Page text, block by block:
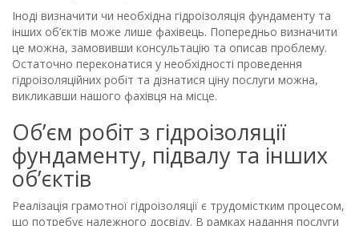
Іноді визначити чи необхідна гідроізоляція фундаменту та
інших об’єктів може лише фахівець. Попередньо визначити
це можна, замовивши консультацію та описав проблему.
Остаточно переконатися у необхідності проведення
гідроізоляційних робіт та дізнатися ціну послуги можна,
викликавши нашого фахівця на місце.
Об’єм робіт з гідроізоляції
фундаменту, підвалу та інших
об’єктів
Реалізація грамотної гідроізоляції є трудомістким процесом,
що потребує належного досвіду. В рамках надання послуги